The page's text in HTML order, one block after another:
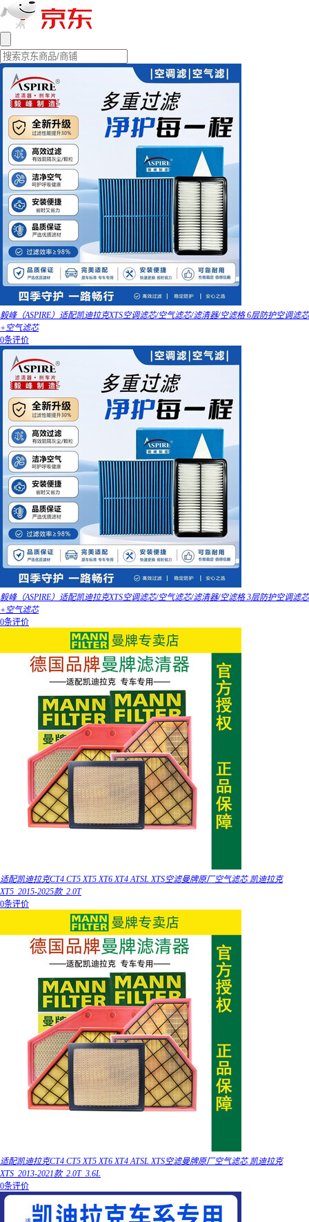
毅峰（ASPIRE）适配凯迪拉克XTS空调滤芯/空气滤芯/滤清器/空滤格 6层防护空调滤芯
+空气滤芯
0条评价
毅峰（ASPIRE）适配凯迪拉克XTS空调滤芯/空气滤芯/滤清器/空滤格 3层防护空调滤芯
+空气滤芯
0条评价
适配凯迪拉克CT4 CT5 XT5 XT6 XT4 ATSL XTS空滤曼牌原厂空气滤芯 凯迪拉克
XT5_2015-2025款_2.0T
0条评价
适配凯迪拉克CT4 CT5 XT5 XT6 XT4 ATSL XTS空滤曼牌原厂空气滤芯 凯迪拉克
XTS_2013-2021款_2.0T_3.6L
0条评价